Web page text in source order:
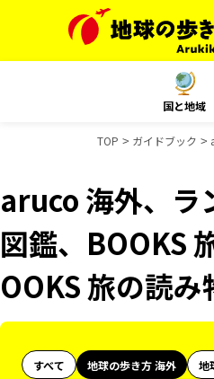
国と地域
TOP ガイドブック
aruco 海外、ラ
図鑑、BOOKS
OOKS 旅の読
すべて 地球の歩き方 海外 地